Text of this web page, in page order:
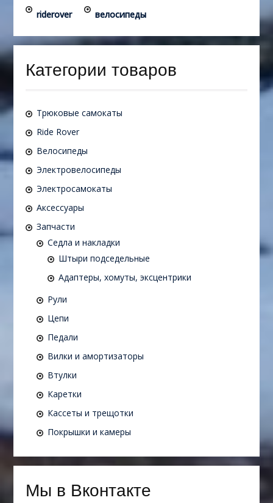
riderover
велосипеды
Категории товаров
Трюковые самокаты
Ride Rover
Велосипеды
Электровелосипеды
Электросамокаты
Аксессуары
Запчасти
Седла и накладки
Штыри подседельные
Адаптеры, хомуты, эксцентрики
Рули
Цепи
Педали
Вилки и амортизаторы
Втулки
Каретки
Кассеты и трещотки
Покрышки и камеры
Мы в Вконтакте